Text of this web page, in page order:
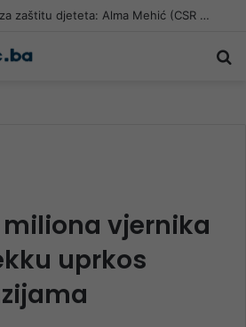
Jačanje kapaciteta za zaštitu djeteta: Alma Mehić (CSR Konjic) na edukaciji u Neumu
miliona vjernika
uprkos